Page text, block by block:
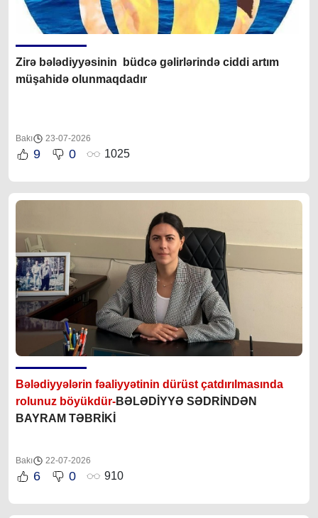
Zirə bələdiyyəsinin büdcə gəlirlərində ciddi artım
müşahidə olunmaqdadır
Bakı 23-07-2026
9 0 1025
Bələdiyyələrin fəaliyyətinin dürüst çatdırılmasında
rolunuz böyükdür-BƏLƏDİYYƏ SƏDRİNDƏN
BAYRAM TƏBRİKİ
Bakı 22-07-2026
6 0 910